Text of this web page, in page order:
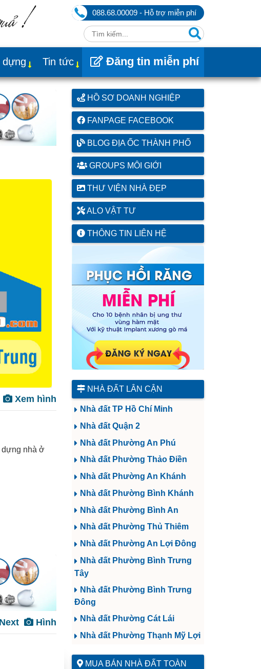
088.68.00009 - Hỗ trợ miễn phí
dựng Tin tức Đăng tin miễn phí
Xem hình
dựng nhà ở
Hình
Next
HỒ SƠ DOANH NGHIỆP
FANPAGE FACEBOOK
BLOG ĐỊA ỐC THÀNH PHỐ
GROUPS MÔI GIỚI
THƯ VIỆN NHÀ ĐẸP
ALO VẬT TƯ
THÔNG TIN LIÊN HỆ
NHÀ ĐẤT LÂN CẬN
Nhà đất TP Hồ Chí Minh
Nhà đất Quận 2
Nhà đất Phường An Phú
Nhà đất Phường Thảo Điền
Nhà đất Phường An Khánh
Nhà đất Phường Bình Khánh
Nhà đất Phường Bình An
Nhà đất Phường Thủ Thiêm
Nhà đất Phường An Lợi Đông
Nhà đất Phường Bình Trưng
Tây
Nhà đất Phường Bình Trưng
Đông
Nhà đất Phường Cát Lái
Nhà đất Phường Thạnh Mỹ Lợi
MUA BÁN NHÀ ĐẤT TOÀN